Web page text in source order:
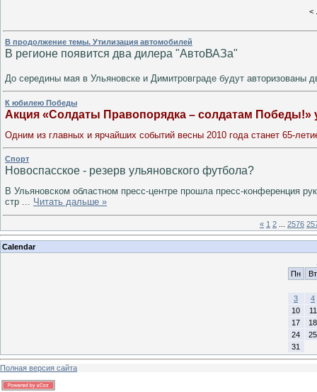
<
В продолжение темы. Утилизация автомобилей
В регионе появится два дилера "АвтоВАЗа"
До середины мая в Ульяновске и Димитровграде будут авторизованы
К юбилею Победы
Акция «Солдаты Правопорядка – солдатам Победы!»
Одним из главных и ярчайших событий весны 2010 года станет 65-
Спорт
Новоспасское - резерв ульяновского футбола?
В Ульяновском областном пресс-центре прошла пресс-конференция
стр ... Читать дальше »
« 1 2 2576
Calendar
Пн
Вт
3
4
10
11
17
18
24
25
31
Полная версия сайта